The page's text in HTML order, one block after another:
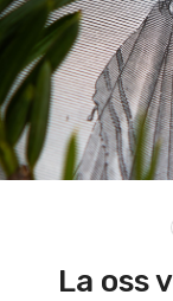
La oss